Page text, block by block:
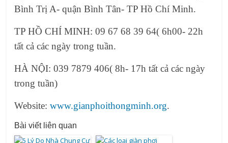
Bình Trị A- quận Bình Tân- TP Hồ Chí Minh.
TP HỒ CHÍ MINH: 09 67 68 39 64( 6h00- 22h
tất cả các ngày trong tuần.
HÀ NỘI: 039 7879 406( 8h- 17h tất cả các ngày
trong tuần)
Website:www.gianphoithongminh.org.
Bài viết liên quan